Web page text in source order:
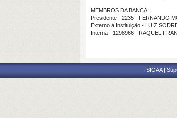
MEMBROS DA BANCA:
Presidente - 2235 - FERNANDO
Externo à Instituição - LUIZ
Interna - 1298966 - RAQUEL
SIGAA |